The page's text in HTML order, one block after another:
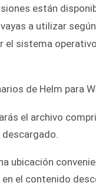
están
a utilizar
sistema
de Helm para
el archivo
ubicación
en el contenido